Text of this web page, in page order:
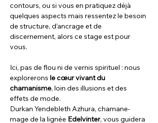
contours, ou si vous en pratiquez déjà
quelques aspects mais ressentez le besoin
de structure, d’ancrage et de
discernement, alors ce stage est pour
vous.
Ici, pas de flou ni de vernis spirituel : nous
explorerons le cœur vivant du
chamanisme, loin des illusions et des
effets de mode.
Durkan Yendebleth Azhura, chamane-
mage de la lignée Edelvinter, vous guidera